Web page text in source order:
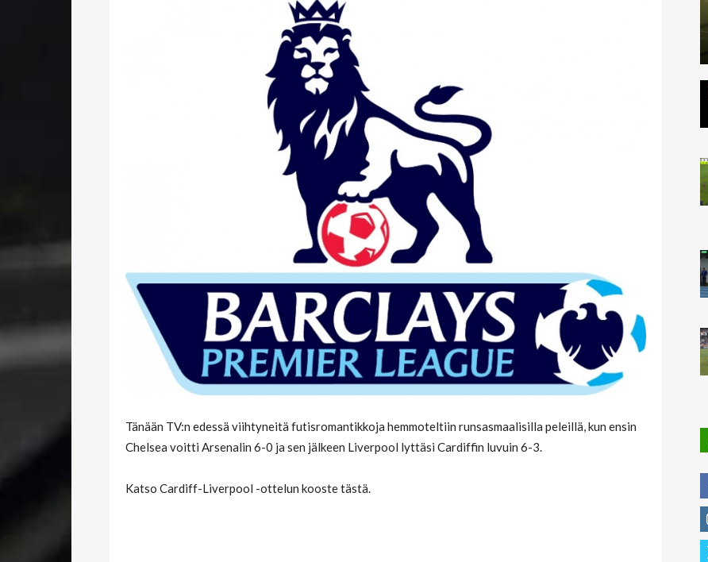
Tänään TV:n edessä viihtyneitä futisromantikkoja hemmoteltiin runsasmaalisilla peleillä, kun ensin
Chelsea voitti Arsenalin 6-0 ja sen jälkeen Liverpool lyttäsi Cardiffin luvuin 6-3.
Katso Cardiff-Liverpool -ottelun kooste tästä.